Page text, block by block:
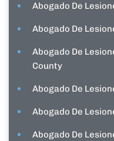
Abogado De
Abogado De
Abogado De
County
Abogado De
Abogado De
Abogado De